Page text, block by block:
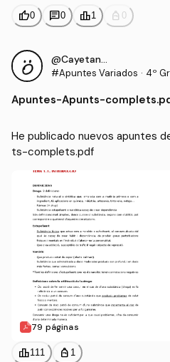
thumb_up0 chat0 leaderboard1 personal_bag 0
@CayetanaIgM
#Apuntes Variados · 4º
Apuntes-Apunts-
He publicado nuevos apuntes
ts-complets.pdf
79 páginas
leaderboard111 personal_bag 1